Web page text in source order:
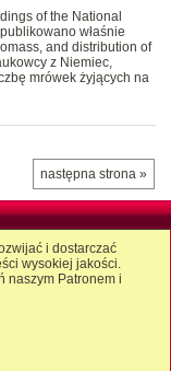
of the National
właśnie
and distribution of
z Niemiec,
mrówek żyjących na
następna strona »
i dostarczać
wysokiej jakości.
naszym Patronem i